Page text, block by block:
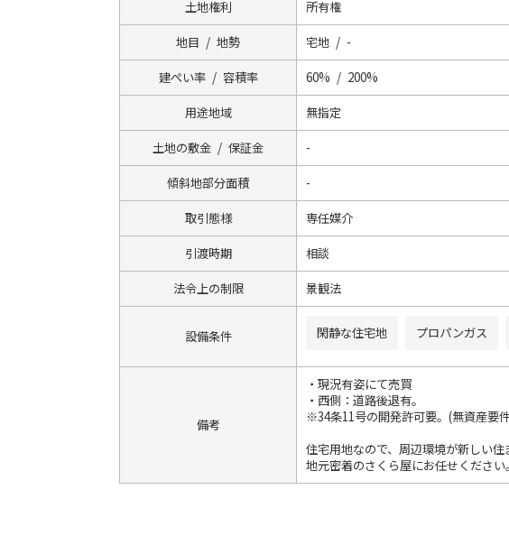
土地権利 所有権
地目 / 地勢 宅地 / -
建ぺい率 / 容積率 60% / 200%
用途地域 無指定
土地の敷金 / 保証金 -
傾斜地部分面積 -
取引態様 専任媒介
引渡時期 相談
法令上の制限 景観法
設備条件 閑静な住宅地 プロパンガス
備考
・現況有姿にて売買
・西側：道路後退有。
※34条11号の開発許可要。(無資産要
住宅用地なので、周辺環境が新しい
地元密着のさくら屋にお任せくださ